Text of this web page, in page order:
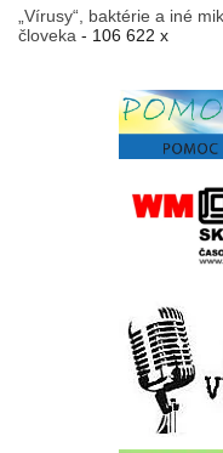
„Vírusy“, baktérie a iné
človeka - 106 622 x